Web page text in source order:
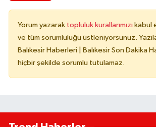
Yorum yazarak topluluk kurallarımızı kabul
ve tüm sorumluluğu üstleniyorsunuz.
Balıkesir Haberleri | Balıkesir Son Dakika
hiçbir şekilde sorumlu tutulamaz.